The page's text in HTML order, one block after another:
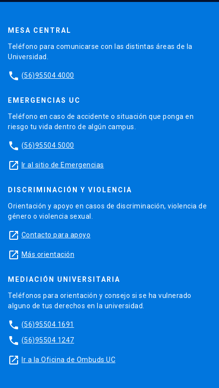
MESA CENTRAL
Teléfono para comunicarse con las distintas áreas de la
Universidad.
phone (56)95504 4000
EMERGENCIAS UC
Teléfono en caso de accidente o situación que ponga en
riesgo tu vida dentro de algún campus.
phone (56)95504 5000
launch Ir al sitio de Emergencias
DISCRIMINACIÓN Y VIOLENCIA
Orientación y apoyo en casos de discriminación, violencia de
género o violencia sexual.
launch Contacto para apoyo
launch Más orientación
MEDIACIÓN UNIVERSITARIA
Teléfonos para orientación y consejo si se ha vulnerado
alguno de tus derechos en la universidad.
phone (56)95504 1691
phone (56)95504 1247
launch Ir a la Oficina de Ombuds UC